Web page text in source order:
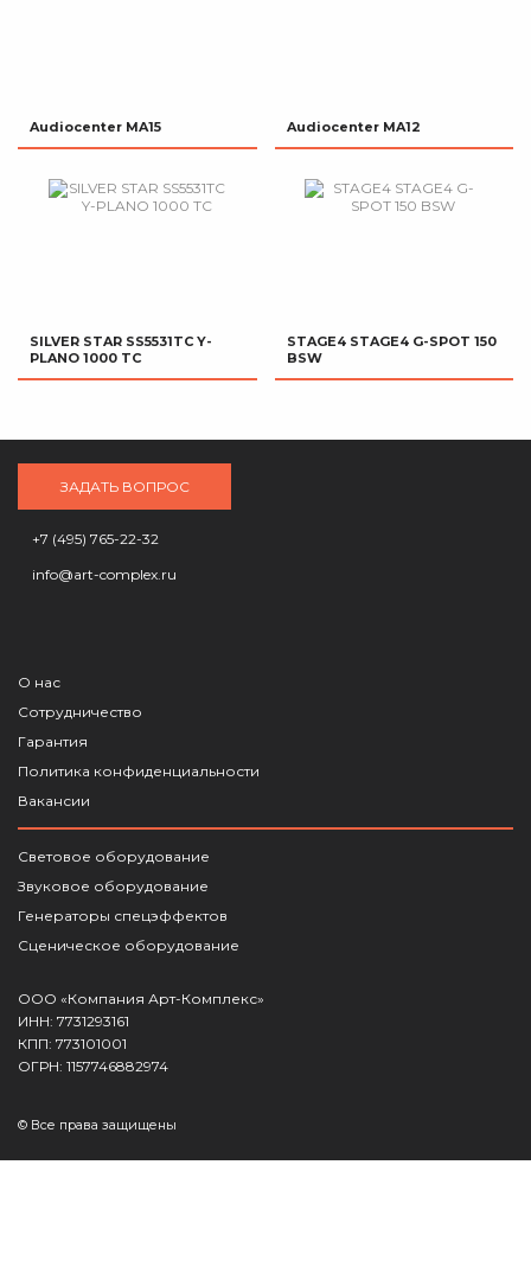
Audiocenter MA15 Audiocenter MA12
SILVER STAR SS5531TC Y-
PLANO 1000 TC
STAGE4 STAGE4 G-SPOT 150
BSW
ЗАДАТЬ ВОПРОС
+7 (495) 765-22-32
info@art-complex.ru
О нас
Сотрудничество
Гарантия
Политика конфиденциальности
Вакансии
Световое оборудование
Звуковое оборудование
Генераторы спецэффектов
Сценическое оборудование
ООО «Компания Арт-Комплекс»
ИНН: 7731293161
КПП: 773101001
ОГРН: 1157746882974
© Все права защищены